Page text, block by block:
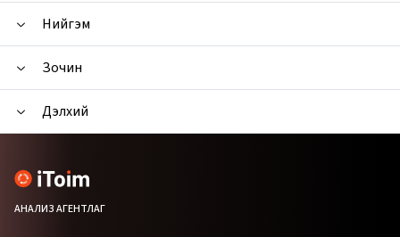
Нийгэм
Зочин
Дэлхий
АНАЛИЗ АГЕНТЛАГ